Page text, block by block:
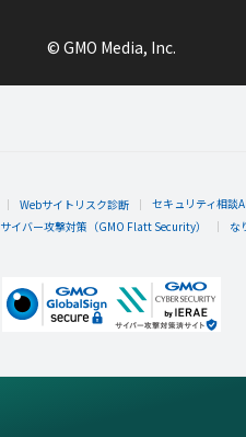
© GMO Media, Inc.
Webサイトリスク診断
セキュリティ相談
サイバー攻撃対策（GMO Flatt Security） な